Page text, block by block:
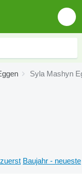
Syla Mashyn
Baujahr - neueste